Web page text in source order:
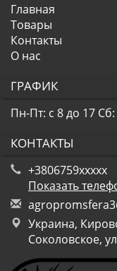
Главная
Товары
Контакты
О нас
ГРАФИК
Пн-Пт: с 8 до 17
КОНТАКТЫ
+3806759xxxxx
Показать
agropromsfera
Украина,
Соколовское,